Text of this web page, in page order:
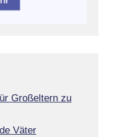
Großeltern zu
Väter